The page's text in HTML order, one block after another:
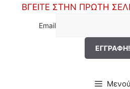
ΒΓΕΙΤΕ ΣΤΗΝ ΠΡΩΤΗ
Email
Μενού